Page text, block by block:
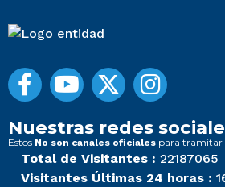
Nuestras redes
Estos No son canales oficiales para tramitar
Total de Visitantes : 22187065
Visitantes Últimas 24 horas :